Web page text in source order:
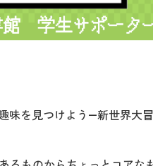
味を見つけよう―新世界大